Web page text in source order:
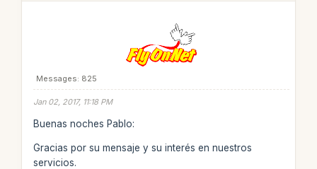
Messages: 825
Jan 02, 2017, 11:18 PM
Buenas noches Pablo:
Gracias por su mensaje y su interés en nuestros
servicios.